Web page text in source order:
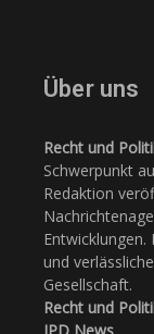
Über uns
Recht und
Schwerpunkt
Redaktion
und
Gesellschaft.
Recht und